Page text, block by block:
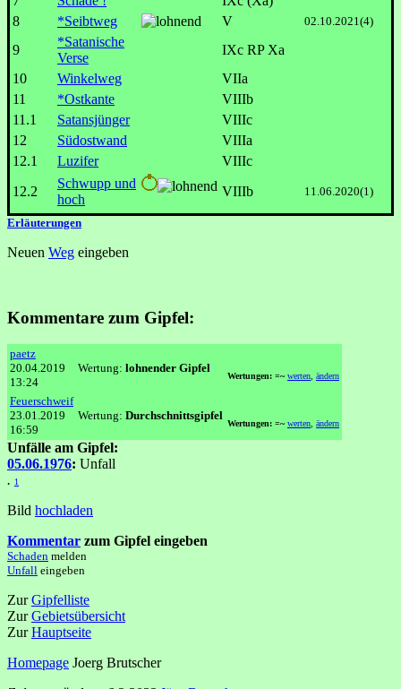
8
*Seibtweg V 02.10.2021(4)
9
*Satanische
Verse
IXc RP Xa
10
Winkelweg
VIIa
11
*Ostkante
VIIIb
11.1
Satansjünger
VIIIc
12
Südostwand
VIIIa
12.1
Luzifer
VIIIc
12.2
Schwupp und
hoch
VIIIb 11.06.2020(1)
Erläuterungen
Neuen Weg eingeben
Kommentare zum Gipfel:
paetz
20.04.2019
13:24
Wertung: lohnender Gipfel
Wertungen: =~ werten, ändern
Feuerschweif
23.01.2019
16:59
Wertung: Durchschnittsgipfel
Wertungen: =~ werten, ändern
Unfälle am Gipfel:
05.06.1976: Unfall
. 1
Bild hochladen
Kommentar zum Gipfel eingeben
Schaden melden
Unfall eingeben
ZurGipfelliste
ZurGebietsübersicht
ZurHauptseite
Homepage Joerg Brutscher